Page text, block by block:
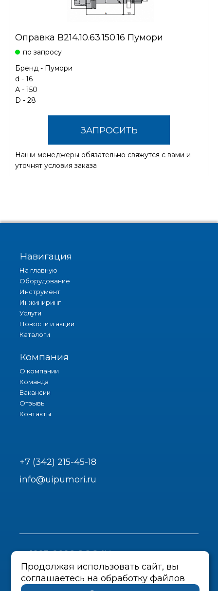
Оправка В214.10.63.150.16 Пумори
по запросу
Бренд - Пумори
d - 16
А - 150
D - 28
ЗАПРОСИТЬ
СТОИМОСТЬ
Наши менеджеры обязательно свяжутся с вами и
уточнят условия заказа
Навигация
На главную
Оборудование
Инструмент
Инжиниринг
Услуги
Новости и акции
Каталоги
Компания
О компании
Команда
Вакансии
Отзывы
Контакты
+7 (342) 215-45-18
info@uipumori.ru
1993-2026 ООО "Урал-инструмент-
Пром"
Политика конфиденциальности
Продолжая использовать сайт, вы
соглашаетесь на обработку файлов